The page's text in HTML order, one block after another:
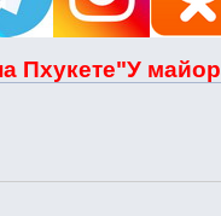
Пхукете"У